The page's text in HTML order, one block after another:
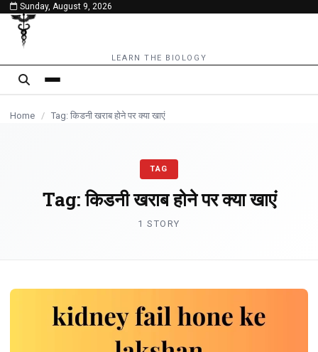
content
Sunday, August 9, 2026
LEARN THE BIOLOGY
Home / Tag: किडनी खराब होने पर क्या खाएं
TAG
Tag:किडनी खराब होने पर क्या खाएं
1 STORY